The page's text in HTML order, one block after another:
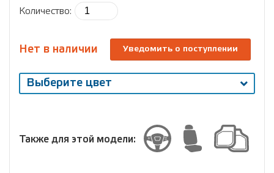
Количество:
Нет в наличии Уведомить о поступлении
Выберите цвет
Выберите
Также для этой модели: